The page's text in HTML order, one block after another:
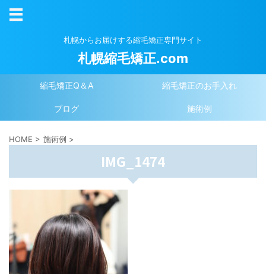
札幌からお届けする縮毛矯正専門サイト
札幌縮毛矯正.com
縮毛矯正Q＆A 縮毛矯正のお手入れ
ブログ 施術例
HOME > 施術例 >
IMG_1474